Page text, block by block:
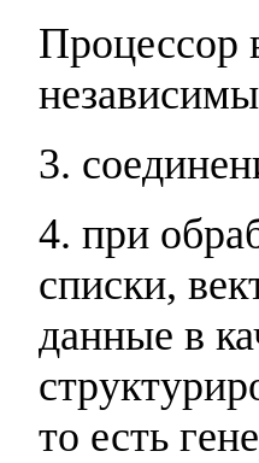
Процессор
3.
4. при
списки,
данные в
то есть